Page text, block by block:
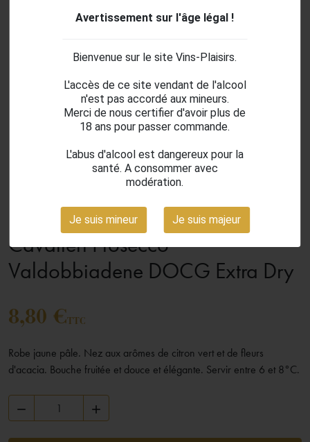
Avertissement sur l'âge légal !
Bienvenue sur le site Vins-Plaisirs.
L'accès de ce site vendant de l'alcool
n'est pas accordé aux mineurs.
Merci de nous certifier d'avoir plus de
18 ans pour passer commande.
L'abus d'alcool est dangereux pour la
santé. A consommer avec
modération.
Je suis mineur Je suis majeur
Cavalieri Prosecco
Valdobbiadene DOCG Extra Dry
8,80 €TTC
Robe jaune pâle. Nez aux arômes de citron vert et de fleurs
d'acacia. Bouche fruitée et douce et élégante. Servir entre 6 et 8°C.
 